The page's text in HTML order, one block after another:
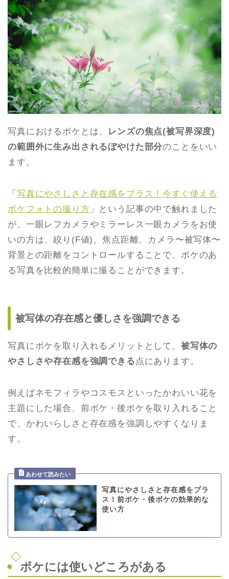
写真におけるボケとは、 レンズの焦点(被写界深度)
の範囲外に生み出されるぼやけた部分のことをいい
ます。
「 写真にやさしさと存在感をプラス！今すぐ使える
ボケフォトの撮り方 」という記事の中で触れました
が、一眼レフカメラやミラーレス一眼カメラをお使
いの方は、絞り(F値)、焦点距離、カメラ〜被写体〜
背景との距離をコントロールすることで、ボケのあ
る写真を比較的簡単に撮ることができます。
被写体の存在感と優しさを強調できる
写真にボケを取り入れるメリットとして、 被写体の
やさしさや存在感を強調できる 点にあります。
例えばネモフィラやコスモスといったかわいい花を
主題にした場合、前ボケ・後ボケを取り入れること
で、かわいらしさと存在感を強調しやすくなりま
す。
写真にやさしさと存在感をプラ
ス！前ボケ・後ボケの効果的な
使い方
ボケには使いどころがある